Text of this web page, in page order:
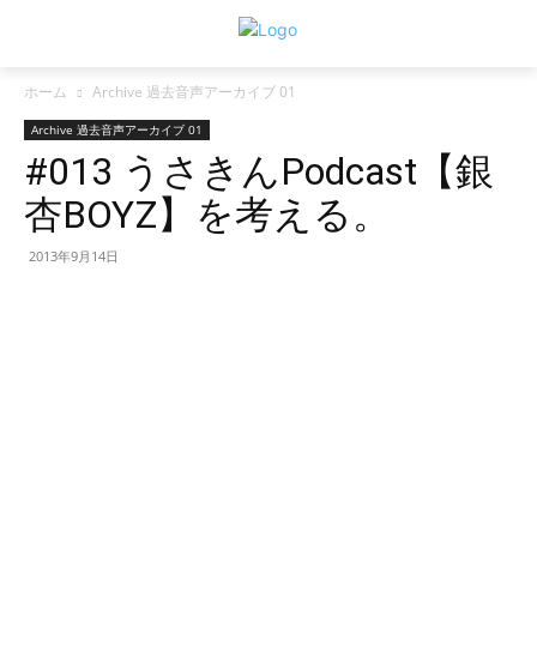
ホーム Archive 過去音声アーカイブ 01
Archive 過去音声アーカイブ 01
#013 うさきんPodcast【銀
杏BOYZ】を考える。
2013年9月14日